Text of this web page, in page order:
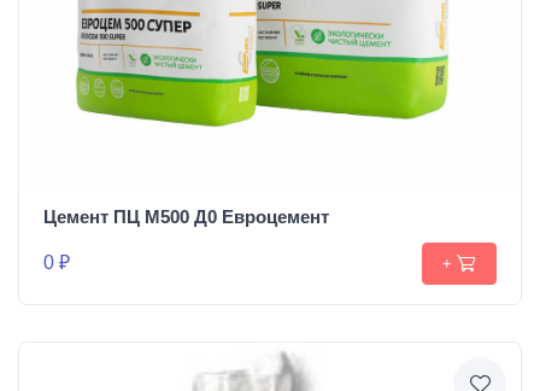
Цемент ПЦ М500 Д0 Евроцемент
0 ₽ +